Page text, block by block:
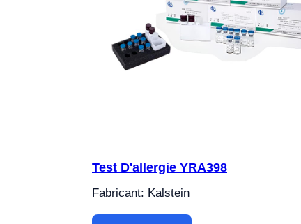
Test D'allergie YRA398
Fabricant: Kalstein